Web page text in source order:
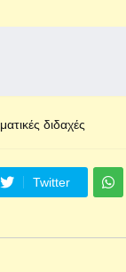
διδαχές
Twitter